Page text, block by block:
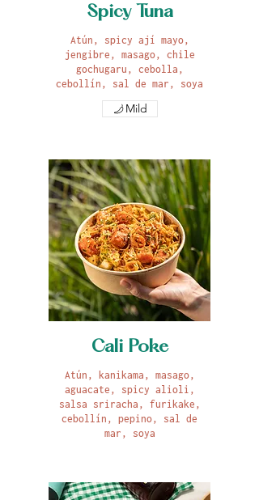
Spicy Tuna
Atún, spicy ají mayo,
jengibre, masago, chile
gochugaru, cebolla,
cebollín, sal de mar, soya
Mild
Cali Poke
Atún, kanikama, masago,
aguacate, spicy alioli,
salsa sriracha, furikake,
cebollín, pepino, sal de
mar, soya